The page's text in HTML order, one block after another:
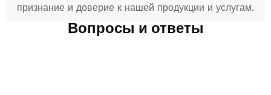
признание и доверие к нашей продукции и услугам.
Вопросы и ответы